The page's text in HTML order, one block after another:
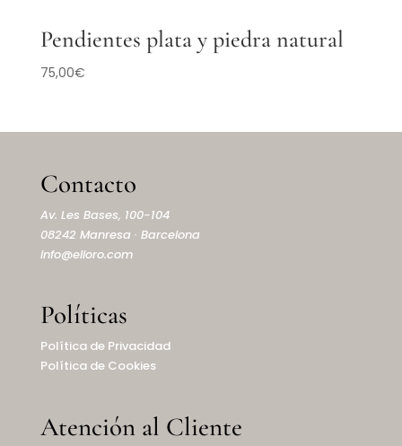
Pendientes plata y piedra natural
75,00€
Contacto
Av. Les Bases, 100-104
08242 Manresa · Barcelona
info@elioro.com
Políticas
Política de Privacidad
Política de Cookies
Atención al Cliente